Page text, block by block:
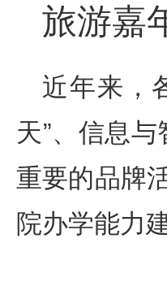
旅游嘉
近年来，
天”、信息
重要的品牌
院办学能力